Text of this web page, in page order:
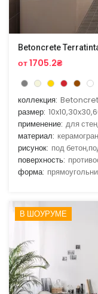
Betoncrete
от 1705.2₴
коллекция:
размер:
применение: для
материал:
рисунок: под
поверхность:
форма:
В ШОУРУМЕ